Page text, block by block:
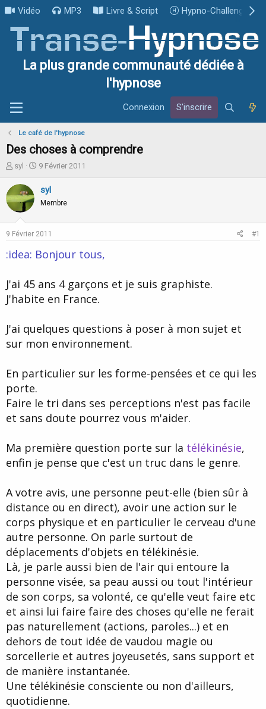
Vidéo MP3 Livre & Script Hypno-Challenge
La plus grande communauté dédiée à
l'hypnose
Connexion S'inscrire
Le café de l'hypnose
Des choses à comprendre
I
i
t
t
u
e
a
i
c
s
i
o
syl
D
d
d
b
9 Février 2011
syl
Membre
9 Février 2011 #1
:idea: Bonjour tous,
J'ai 45 ans 4 garçons et je suis graphiste.
J'habite en France.
J'ai quelques questions à poser à mon sujet et
sur mon environnement.
En particulier sur les forme-pensées et ce qui les
porte.
Faire le tri dans ses perceptions n'est pas facile
et sans doute pourrez vous m'aider.
Ma première question porte sur la télékinésie,
enfin je pense que c'est un truc dans le genre.
A votre avis, une personne peut-elle (bien sûr à
distance ou en direct), avoir une action sur le
corps physique et en particulier le cerveau d'une
autre personne. On parle surtout de
déplacements d'objets en télékinésie.
Là, je parle aussi bien de l'air qui entoure la
personne visée, sa peau aussi ou tout l'intérieur
de son corps, sa volonté, ce qu'elle veut faire etc
et ainsi lui faire faire des choses qu'elle ne ferait
pas naturellement (actions, paroles...) et en
dehors de tout idée de vaudou magie ou
sorcellerie et autres joyeusetés, sans support et
de manière instantanée.
Une télékinésie consciente ou non d'ailleurs,
quotidienne.